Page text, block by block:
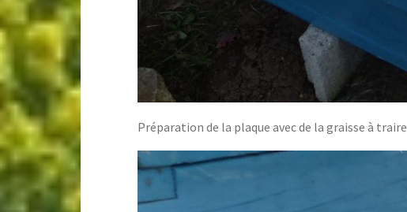
Préparation de la plaque avec de la graisse à traire